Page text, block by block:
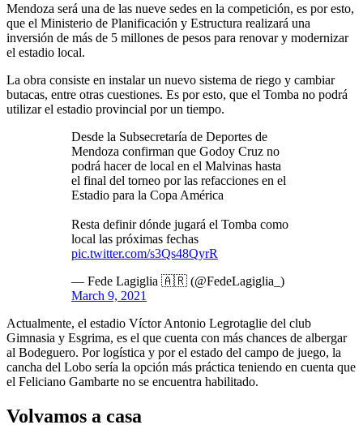
Mendoza será una de las nueve sedes en la competición, es por esto,
que el Ministerio de Planificación y Estructura realizará una
inversión de más de 5 millones de pesos para renovar y modernizar
el estadio local.
La obra consiste en instalar un nuevo sistema de riego y cambiar
butacas, entre otras cuestiones. Es por esto, que el Tomba no podrá
utilizar el estadio provincial por un tiempo.
Desde la Subsecretaría de Deportes de
Mendoza confirman que Godoy Cruz no
podrá hacer de local en el Malvinas hasta
el final del torneo por las refacciones en el
Estadio para la Copa América
Resta definir dónde jugará el Tomba como
local las próximas fechas
pic.twitter.com/s3Qs48QyrR
— Fede Lagiglia 🇦🇷 (@FedeLagiglia_)
March 9, 2021
Actualmente, el estadio Víctor Antonio Legrotaglie del club
Gimnasia y Esgrima, es el que cuenta con más chances de albergar
al Bodeguero. Por logística y por el estado del campo de juego, la
cancha del Lobo sería la opción más práctica teniendo en cuenta que
el Feliciano Gambarte no se encuentra habilitado.
Volvamos a casa